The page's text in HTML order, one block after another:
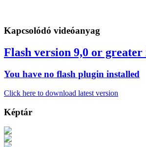
Kapcsolódó videóanyag
Flash version 9,0 or greater
You have no flash plugin installed
Click here to download latest version
Képtár